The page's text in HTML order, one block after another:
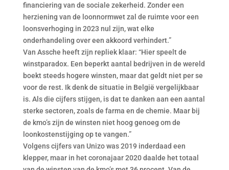
financiering van de sociale zekerheid. Zonder een
herziening van de loonnormwet zal de ruimte voor een
loonsverhoging in 2023 nul zijn, wat elke
onderhandeling over een akkoord verhindert.”
Van Assche heeft zijn repliek klaar: “Hier speelt de
winstparadox. Een beperkt aantal bedrijven in de wereld
boekt steeds hogere winsten, maar dat geldt niet per se
voor de rest. Ik denk de situatie in België vergelijkbaar
is. Als die cijfers stijgen, is dat te danken aan een aantal
sterke sectoren, zoals de farma en de chemie. Maar bij
de kmo’s zijn de winsten niet hoog genoeg om de
loonkostenstijging op te vangen.”
Volgens cijfers van Unizo was 2019 inderdaad een
klepper, maar in het coronajaar 2020 daalde het totaal